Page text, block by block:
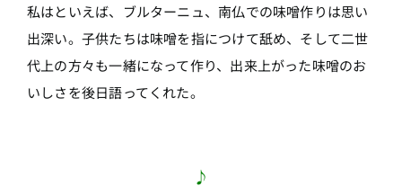
私はといえば、ブルターニュ、南仏での味噌作りは思い
出深い。子供たちは味噌を指につけて舐め、そして二世
代上の方々も一緒になって作り、出来上がった味噌のお
いしさを後日語ってくれた。
♪